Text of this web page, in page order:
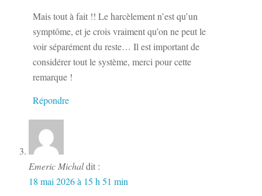
Mais tout à fait !! Le harcèlement n’est qu’un
symptôme, et je crois vraiment qu’on ne peut le
voir séparément du reste… Il est important de
considérer tout le système, merci pour cette
remarque !
Répondre
Emeric Michal dit :
18 mai 2026 à 15 h 51 min